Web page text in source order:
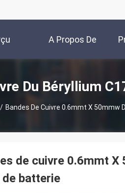
A Propos De
Nous
Du Béryllium
/ Bandes De Cuivre 0.6mmt X 50mmw
de cuivre 0.6mmt
de batterie